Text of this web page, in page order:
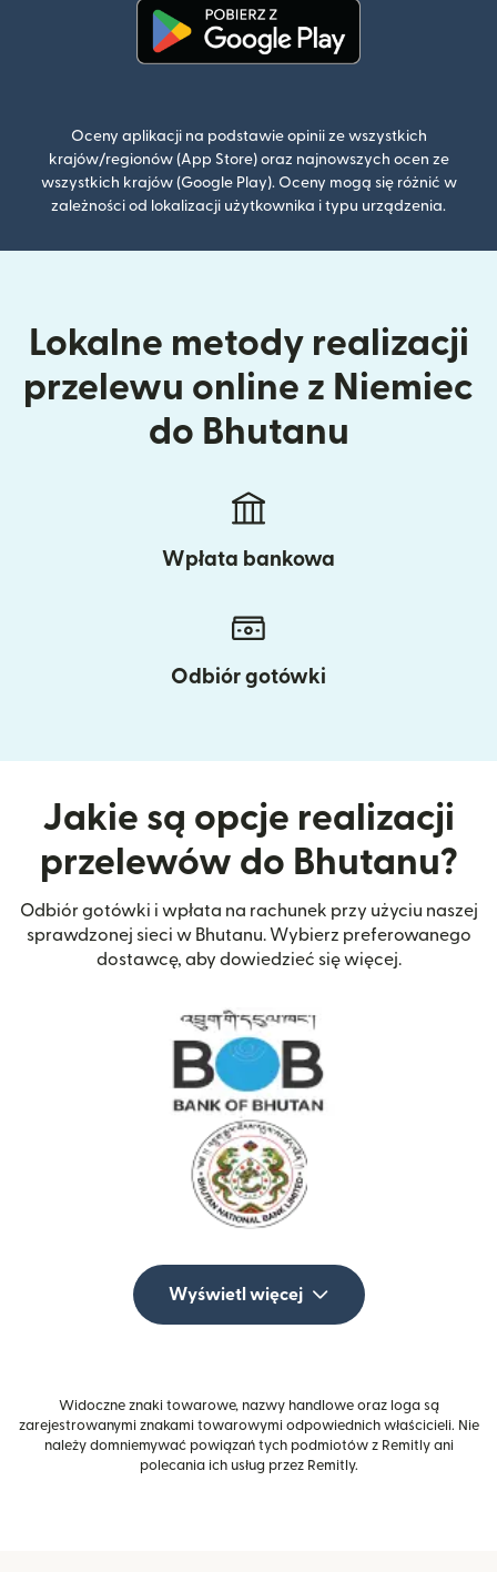
Oceny aplikacji na podstawie opinii ze wszystkich
krajów/regionów (App Store) oraz najnowszych ocen ze
wszystkich krajów (Google Play). Oceny mogą się różnić w
zależności od lokalizacji użytkownika i typu urządzenia.
Lokalne metody realizacji
przelewu online z Niemiec
do Bhutanu
Wpłata bankowa
Odbiór gotówki
Jakie są opcje realizacji
przelewów do Bhutanu?
Odbiór gotówki i wpłata na rachunek przy użyciu naszej
sprawdzonej sieci w Bhutanu. Wybierz preferowanego
dostawcę, aby dowiedzieć się więcej.
Wyświetl więcej
Widoczne znaki towarowe, nazwy handlowe oraz loga są
zarejestrowanymi znakami towarowymi odpowiednich właścicieli. Nie
należy domniemywać powiązań tych podmiotów z Remitly ani
polecania ich usług przez Remitly.